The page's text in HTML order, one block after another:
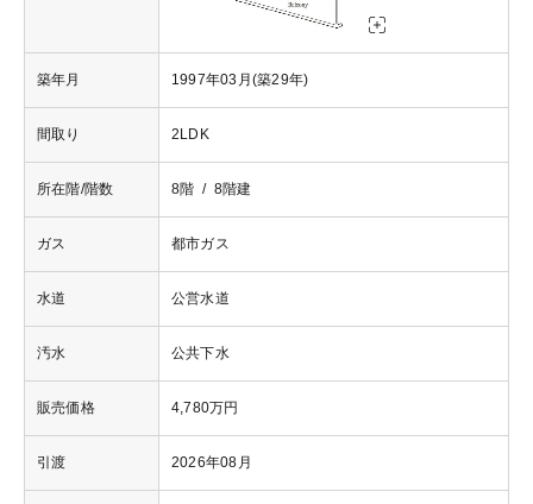
築年月 1997年03月(築29年)
間取り 2LDK
所在階/階数 8階 / 8階建
ガス 都市ガス
水道 公営水道
汚水 公共下水
販売価格 4,780万円
引渡 2026年08月